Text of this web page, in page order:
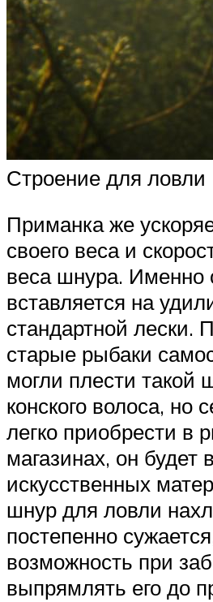
Строение для ловли
Приманка же
своего веса и
веса шнура. Именно
вставляется на
стандартной лески.
старые рыбаки
могли плести такой
конского волоса, но
легко приобрести в
магазинах, он будет
искусственных
шнур для ловли
постепенно
возможность при
выпрямлять его до